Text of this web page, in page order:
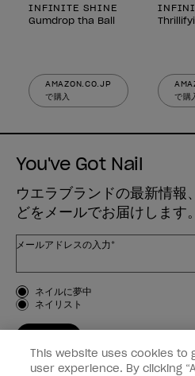
INFINITE SHINE
Gumdrop tha Ball
AMAZON.CO.JP
で購入
で購
You've Got Nail
ウエラブランドの最新情報
どをメールでお届けします。
メールアドレスの入力*
お客様のタイプ
ネイルに夢中
ネイリスト
OPI
This website uses cookies to
user experience. By clicking